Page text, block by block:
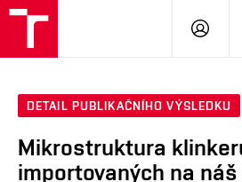
DETAIL PUBLIKAČNÍHO VÝSLEDKU
Mikrostruktura
importovaných na